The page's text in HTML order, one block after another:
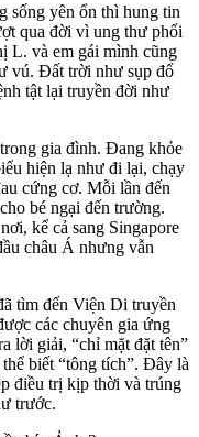
sống yên ổn thì hung tin
qua đời vì ung thư phổi
L. và em gái mình cũng
vú. Đất trời như sụp đổ
tật lại truyền đời như
gia đình. Đang khỏe
hiện lạ như đi lại, chạy
cứng cơ. Mỗi lần đến
bé ngại đến trường.
kể cả sang Singapore
châu Á nhưng vẫn
tìm đến Viện Di truyền
các chuyên gia ứng
lời giải, “chỉ mặt đặt tên”
biết “tông tích”. Đây là
điều trị kịp thời và trúng
trước.